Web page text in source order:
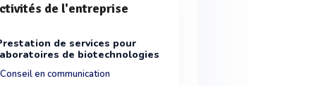
de l'entreprise
de services pour
de biotechnologies
Conseil en communication